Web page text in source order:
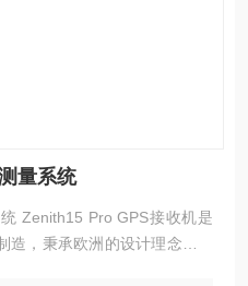
量系统
Zenith15 Pro GPS接收机是
，秉承欧洲的设计理念，共